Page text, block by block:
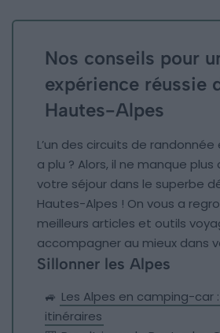
Nos conseils pour
expérience réussie
Hautes-Alpes
L’un des circuits de
a plu ? Alors, il ne manque plus
votre séjour dans le superbe
Hautes-Alpes ! On vous a
meilleurs articles et outils
accompagner au mieux dans
Sillonner les Alpes
🚙 Les Alpes en camping-car
itinéraires